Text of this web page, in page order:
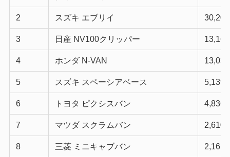
2 スズキ エブリイ 30,202
3 日産 NV100クリッパー 13,167
4 ホンダ N-VAN 13,030
5 スズキ スペーシアベース 5,139
6 トヨタ ピクシスバン 4,836
7 マツダ スクラムバン 2,610
8 三菱 ミニキャブバン 2,161